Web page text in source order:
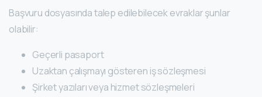
Başvuru dosyasında talep edilebilecek evraklar şunlar
olabilir:
Geçerli pasaport
Uzaktan çalışmayı gösteren iş sözleşmesi
Şirket yazıları veya hizmet sözleşmeleri